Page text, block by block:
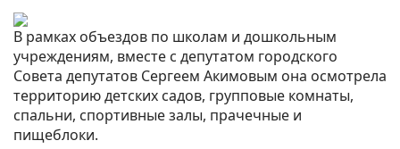
В рамках объездов по школам и дошкольным
учреждениям, вместе с депутатом городского
Совета депутатов Сергеем Акимовым она осмотрела
территорию детских садов, групповые комнаты,
спальни, спортивные залы, прачечные и
пищеблоки.